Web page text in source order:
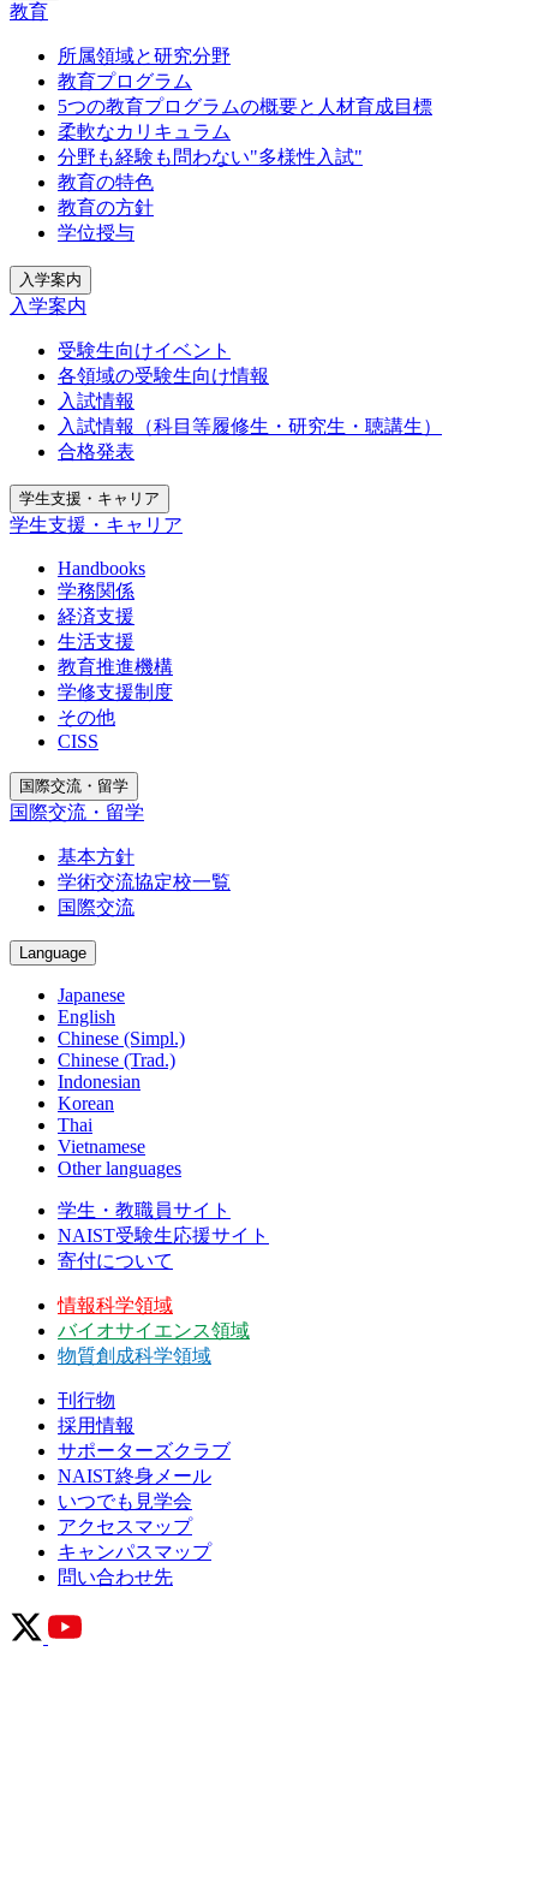
教育
所属領域と研究分野
教育プログラム
5つの教育プログラムの概要と人材育成目標
柔軟なカリキュラム
分野も経験も問わない"多様性入試"
教育の特色
教育の方針
学位授与
入学案内
入学案内
受験生向けイベント
各領域の受験生向け情報
入試情報
入試情報（科目等履修生・研究生・聴講生）
合格発表
学生支援・キャリア
学生支援・キャリア
Handbooks
学務関係
経済支援
生活支援
教育推進機構
学修支援制度
その他
CISS
国際交流・留学
国際交流・留学
基本方針
学術交流協定校一覧
国際交流
Language
Japanese
English
Chinese (Simpl.)
Chinese (Trad.)
Indonesian
Korean
Thai
Vietnamese
Other languages
学生・教職員サイト
NAIST受験生応援サイト
寄付について
情報科学領域
バイオサイエンス領域
物質創成科学領域
刊行物
採用情報
サポーターズクラブ
NAIST終身メール
いつでも見学会
アクセスマップ
キャンパスマップ
問い合わせ先